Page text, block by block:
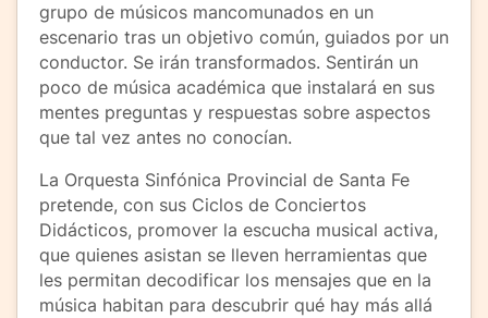
grupo de músicos mancomunados en un
escenario tras un objetivo común, guiados por un
conductor. Se irán transformados. Sentirán un
poco de música académica que instalará en sus
mentes preguntas y respuestas sobre aspectos
que tal vez antes no conocían.
La Orquesta Sinfónica Provincial de Santa Fe
pretende, con sus Ciclos de Conciertos
Didácticos, promover la escucha musical activa,
que quienes asistan se lleven herramientas que
les permitan decodificar los mensajes que en la
música habitan para descubrir qué hay más allá